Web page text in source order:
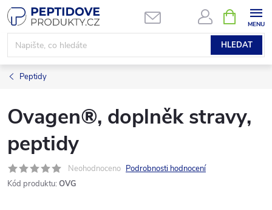
Přejít
na
obsah
HLEDAT
NÁKUPNÍ
KOŠÍK
Peptidy
Ovagen®, doplněk stravy,
peptidy
Neohodnoceno Podrobnosti hodnocení
Kód produktu: OVG